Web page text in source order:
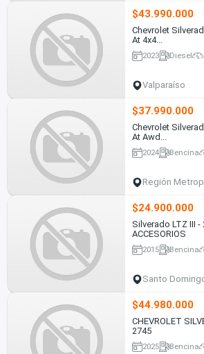
$43.990.000
Chevrolet
At 4x4...
2023 Diesel
Valparaíso
$37.990.000
Chevrolet
At Awd...
2024 Bencina
Región
$24.900.000
Silverado LTZ III -
ACCESORIOS
2015 Bencina
Santo
$44.980.000
CHEVROLET
2745
2025 Bencina